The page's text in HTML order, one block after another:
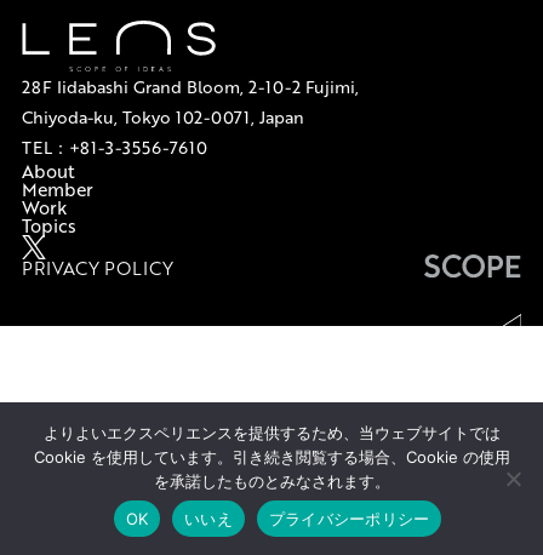
28F Iidabashi Grand Bloom, 2-10-2 Fujimi,
Chiyoda-ku, Tokyo 102-0071, Japan
TEL： +81-3-3556-7610
PRIVACY POLICY
About
Member
Work
Topics
よりよいエクスペリエンスを提供するため、当ウェブサイトでは
Cookie を使用しています。引き続き閲覧する場合、Cookie の使用
を承諾したものとみなされます。
OK
いいえ プライバシーポリシー